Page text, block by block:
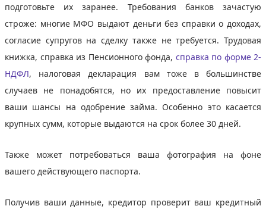
подготовьте их заранее. Требования банков зачастую
строже: многие МФО выдают деньги без справки о доходах,
согласие супругов на сделку также не требуется. Трудовая
книжка, справка из Пенсионного фонда, справка по форме 2-
НДФЛ, налоговая декларация вам тоже в большинстве
случаев не понадобятся, но их предоставление повысит
ваши шансы на одобрение займа. Особенно это касается
крупных сумм, которые выдаются на срок более 30 дней.
Также может потребоваться ваша фотография на фоне
вашего действующего паспорта.
Получив ваши данные, кредитор проверит ваш кредитный